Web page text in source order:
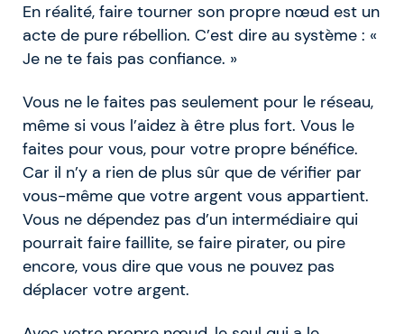
En réalité, faire tourner son propre nœud est un
acte de pure rébellion. C’est dire au système : «
Je ne te fais pas confiance. »
Vous ne le faites pas seulement pour le réseau,
même si vous l’aidez à être plus fort. Vous le
faites pour vous, pour votre propre bénéfice.
Car il n’y a rien de plus sûr que de vérifier par
vous-même que votre argent vous appartient.
Vous ne dépendez pas d’un intermédiaire qui
pourrait faire faillite, se faire pirater, ou pire
encore, vous dire que vous ne pouvez pas
déplacer votre argent.